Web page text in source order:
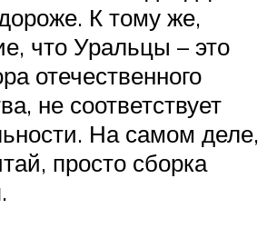
К тому же,
что Уральцы – это
отечественного
не соответствует
На самом деле,
просто сборка